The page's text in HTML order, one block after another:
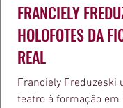
FRANCIELY
HOLOFOTES DA
REAL
Franciely Freduzeski
teatro à formação em